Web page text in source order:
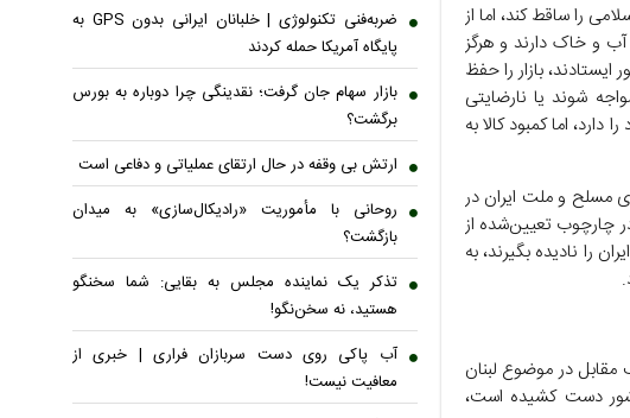
را ساقط کند، اما از
آب و خاک دارند و هرگز
بازار را حفظ
شوند یا نارضایتی
اما کمبود کالا به
مسلح و ملت ایران در
چارچوب تعیین‌شده از
نادیده بگیرند، به
مقابل در موضوع لبنان
دست کشیده است،
ضربه‌فنی تکنولوژی | خلبانان ایرانی بدون GPS به
پایگاه آمریکا حمله کردند
بازار سهام جان گرفت؛ نقدینگی چرا دوباره به بورس
برگشت؟
ارتش بی وقفه در حال ارتقای عملیاتی و دفاعی است
روحانی با مأموریت «رادیکال‌سازی» به میدان
بازگشت؟
تذکر یک نماینده مجلس به بقایی: شما سخنگو
هستید، نه سخن‌نگو!
آب پاکی روی دست سربازان فراری | خبری از
معافیت نیست!